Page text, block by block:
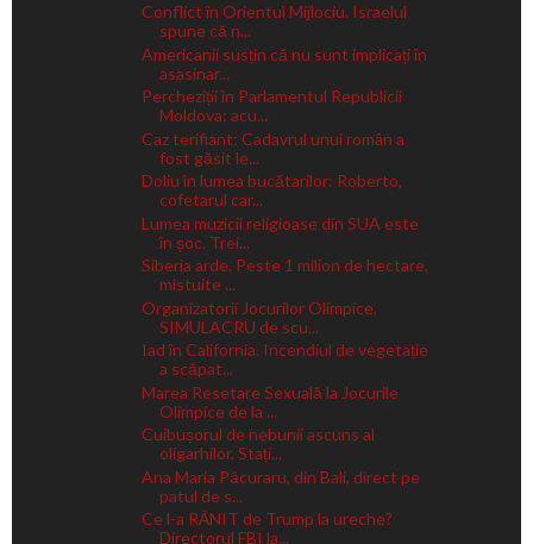
Conflict în Orientul Mijlociu. Israelul
spune că n...
Americanii susțin că nu sunt implicați în
asasinar...
Percheziții în Parlamentul Republicii
Moldova: acu...
Caz terifiant: Cadavrul unui român a
fost găsit le...
Doliu în lumea bucătarilor: Roberto,
cofetarul car...
Lumea muzicii religioase din SUA este
în șoc. Trei...
Siberia arde. Peste 1 milion de hectare,
mistuite ...
Organizatorii Jocurilor Olimpice,
SIMULACRU de scu...
Iad în California. Incendiul de vegetație
a scăpat...
Marea Resetare Sexuală la Jocurile
Olimpice de la ...
Cuibușorul de nebunii ascuns al
oligarhilor. Stați...
Ana Maria Păcuraru, din Bali, direct pe
patul de s...
Ce l-a RĂNIT de Trump la ureche?
Directorul FBI la...